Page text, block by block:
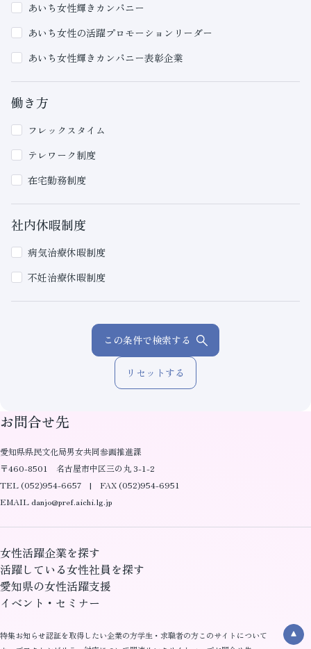
あいち女性輝きカンパニー
あいち女性の活躍プロモーションリーダー
あいち女性輝きカンパニー表彰企業
働き方
フレックスタイム
テレワーク制度
在宅勤務制度
社内休暇制度
病気治療休暇制度
不妊治療休暇制度
この条件で検索する
リセットする
お問合せ先
愛知県県民文化局男女共同参画推進課
〒460-8501 名古屋市中区三の丸 3-1-2
TEL (052)954-6657 | FAX (052)954-6951
EMAIL danjo@pref.aichi.lg.jp
女性活躍企業を探す
活躍している女性社員を探す
愛知県の女性活躍支援
イベント・セミナー
特集お知らせ認証を取得したい企業の方学生・求職者の方このサイトについて